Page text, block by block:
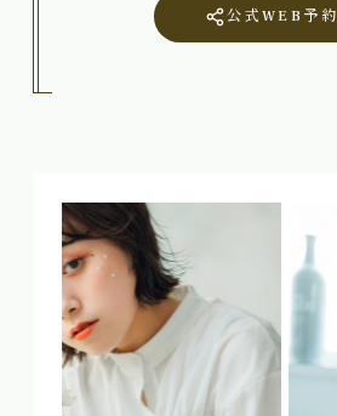
公式WEB予約